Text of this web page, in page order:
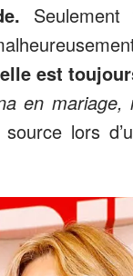
est
en
lors